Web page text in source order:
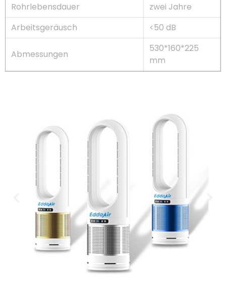
Rohrlebensdauer
zwei Jahre
Arbeitsgeräusch
<50 dB
Abmessungen
530*160*225
mm